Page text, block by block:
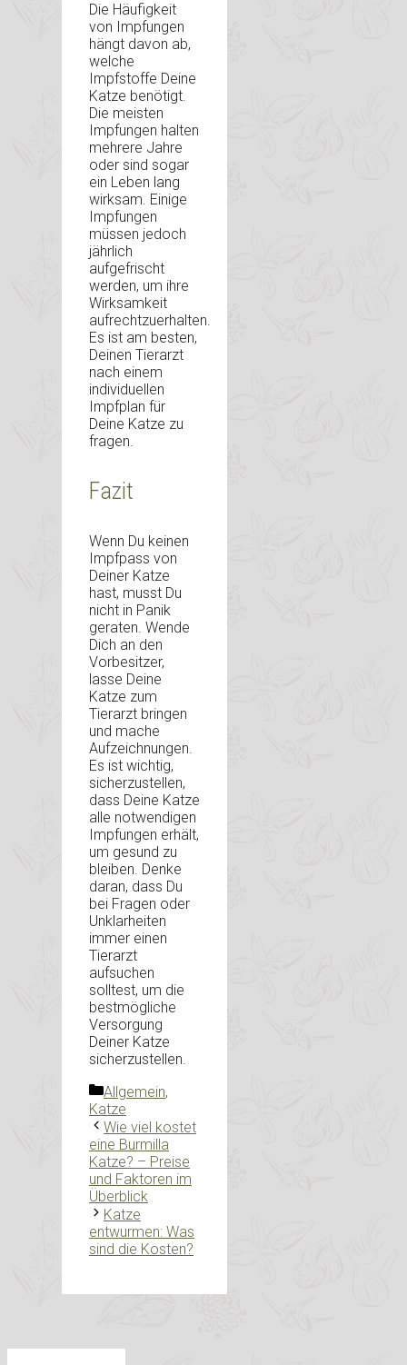
Die Häufigkeit
von Impfungen
hängt davon ab,
welche
Impfstoffe Deine
Katze benötigt.
Die meisten
Impfungen halten
mehrere Jahre
oder sind sogar
ein Leben lang
wirksam. Einige
Impfungen
müssen jedoch
jährlich
aufgefrischt
werden, um ihre
Wirksamkeit
aufrechtzuerhalten.
Es ist am besten,
Deinen Tierarzt
nach einem
individuellen
Impfplan für
Deine Katze zu
fragen.
Fazit
Wenn Du keinen
Impfpass von
Deiner Katze
hast, musst Du
nicht in Panik
geraten. Wende
Dich an den
Vorbesitzer,
lasse Deine
Katze zum
Tierarzt bringen
und mache
Aufzeichnungen.
Es ist wichtig,
sicherzustellen,
dass Deine Katze
alle notwendigen
Impfungen erhält,
um gesund zu
bleiben. Denke
daran, dass Du
bei Fragen oder
Unklarheiten
immer einen
Tierarzt
aufsuchen
solltest, um die
bestmögliche
Versorgung
Deiner Katze
sicherzustellen.
Kategorien
Allgemein,
Katze
Wie viel kostet
eine Burmilla
Katze? – Preise
und Faktoren im
Überblick
Katze
entwurmen: Was
sind die Kosten?